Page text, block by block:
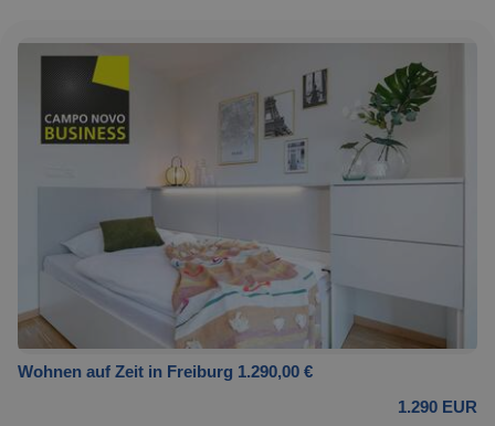
Wohnen auf Zeit in Freiburg 1.290,00 €
1.290 EUR